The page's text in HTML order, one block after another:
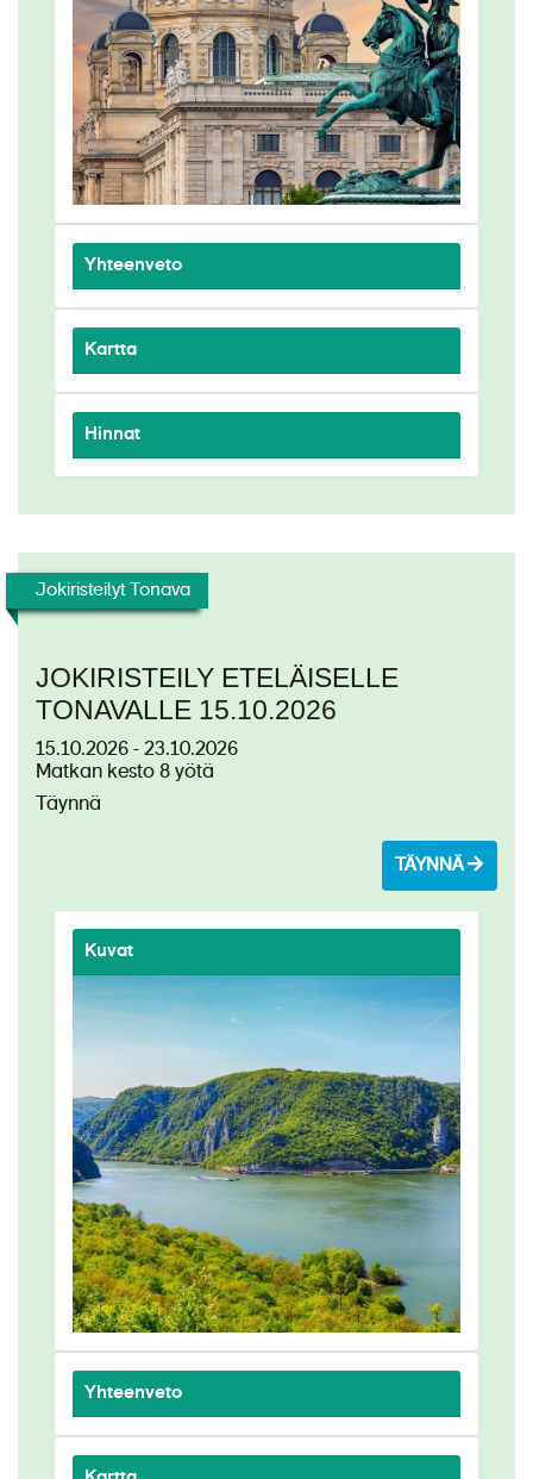
Yhteenveto
Kartta
Hinnat
Jokiristeilyt Tonava
JOKIRISTEILY ETELÄISELLE
TONAVALLE 15.10.2026
15.10.2026 - 23.10.2026
Matkan kesto 8 yötä
Täynnä
TÄYNNÄ
Kuvat
Yhteenveto